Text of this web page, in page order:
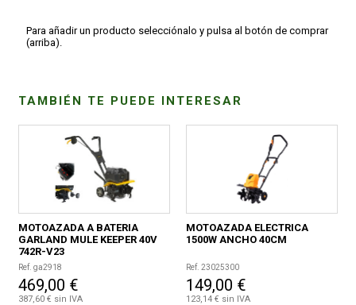
Para añadir un producto selecciónalo y pulsa al botón de comprar
(arriba).
TAMBIÉN TE PUEDE INTERESAR
MOTOAZADA A BATERIA
GARLAND MULE KEEPER 40V
742R-V23
Ref. ga2918
469,00 €
387,60 € sin IVA
MOTOAZADA ELECTRICA
1500W ANCHO 40CM
Ref. 23025300
149,00 €
123,14 € sin IVA